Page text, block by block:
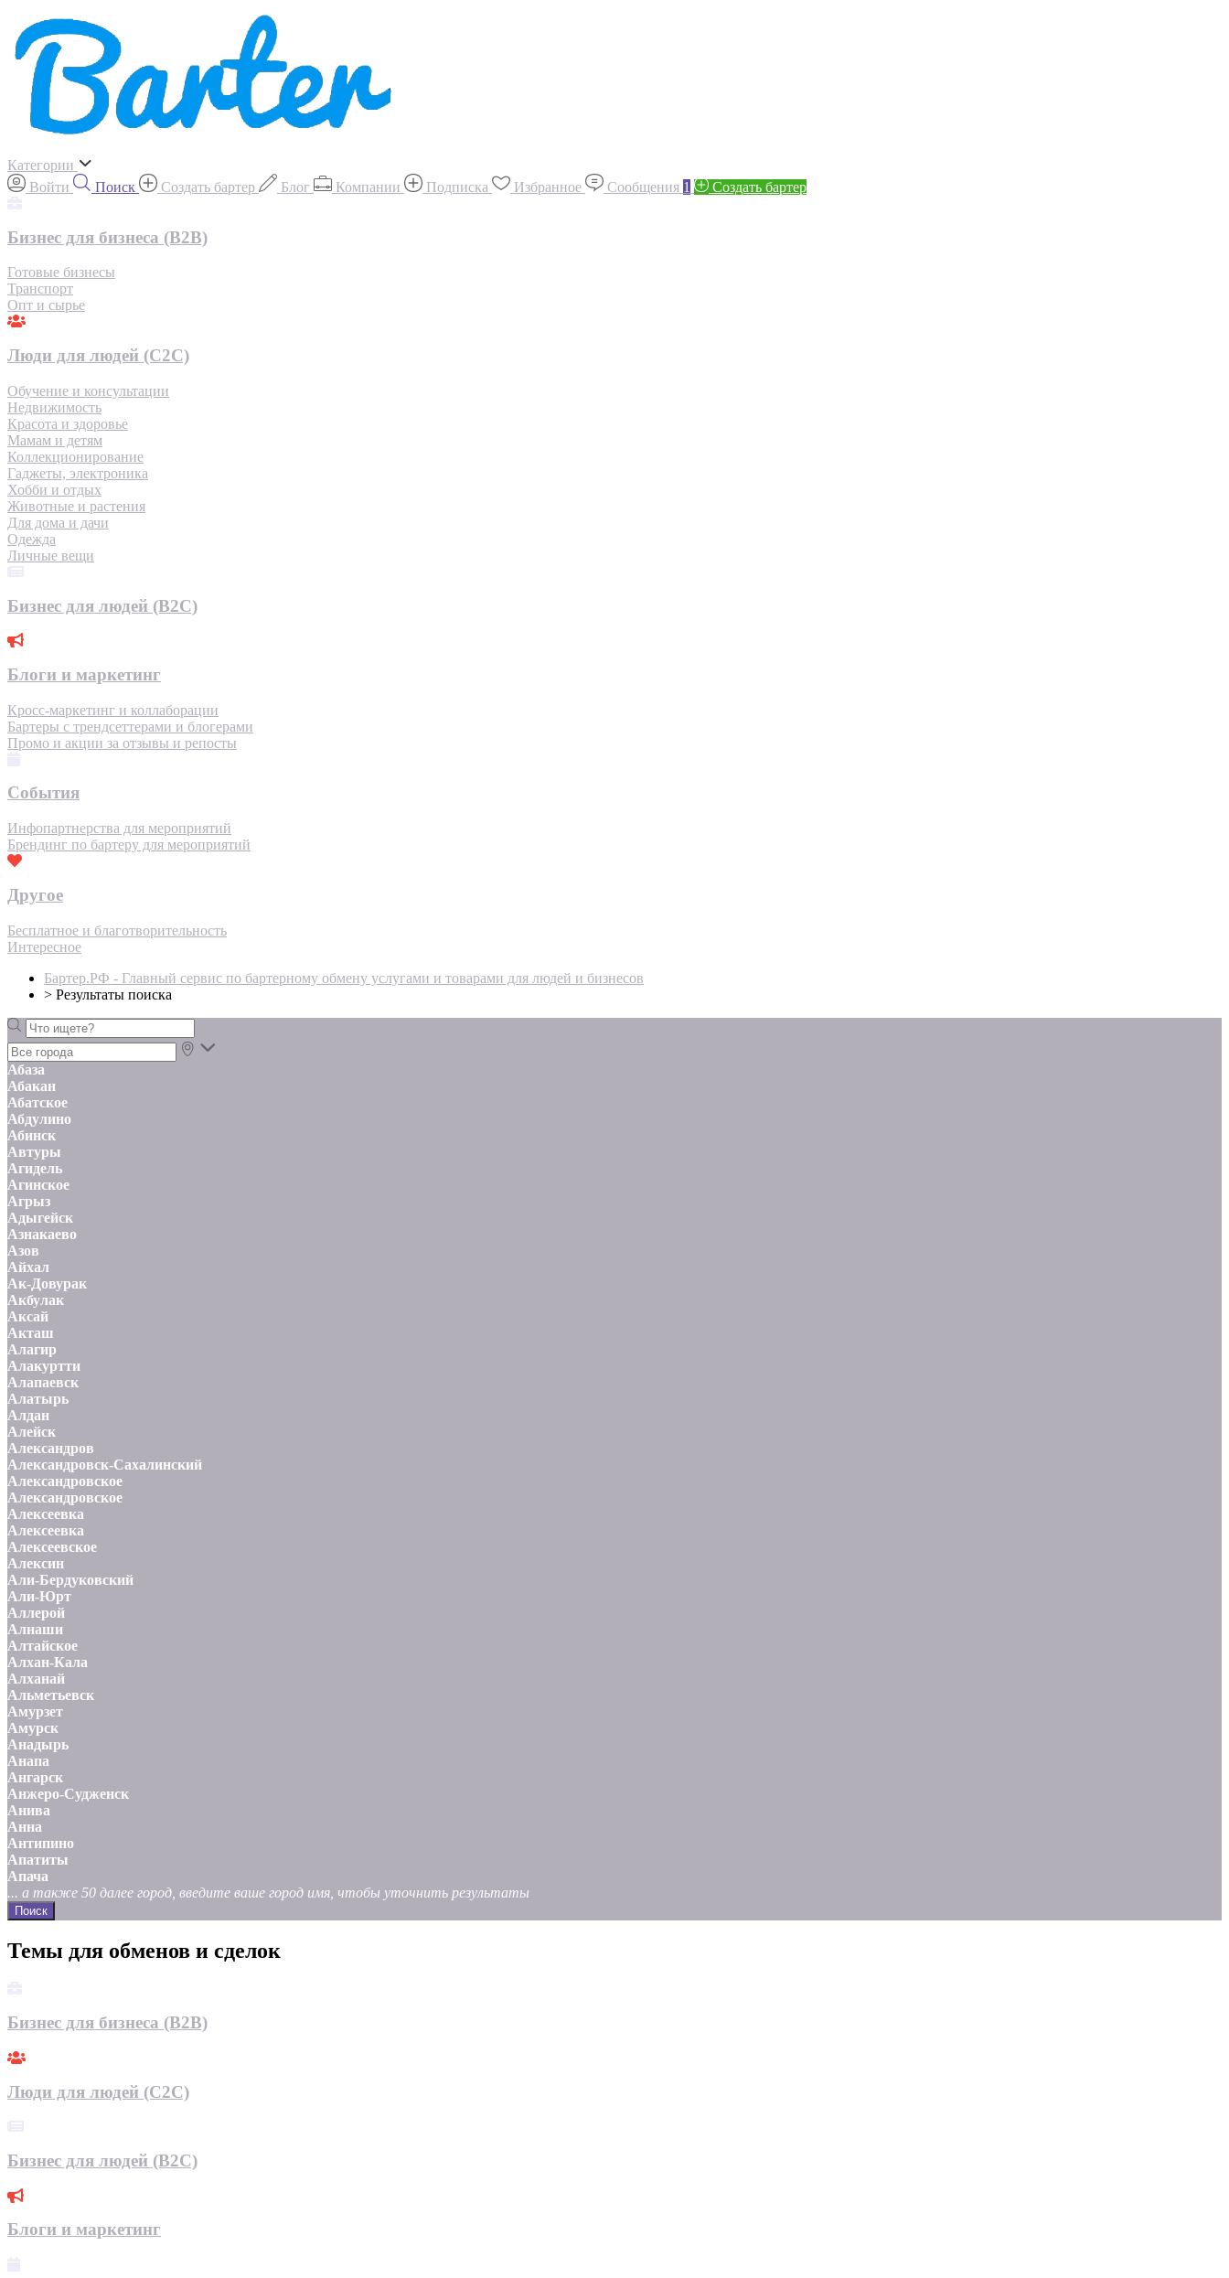
Категории
Войти
Поиск Создать бартер Блог Компании Подписка Избранное Сообщения 1 Создать бартер
Бизнес для бизнеса (B2B)
Готовые бизнесы
Транспорт
Опт и сырье
Люди для людей (С2С)
Обучение и консультации
Недвижимость
Красота и здоровье
Мамам и детям
Коллекционирование
Гаджеты, электроника
Хобби и отдых
Животные и растения
Для дома и дачи
Одежда
Личные вещи
Бизнес для людей (B2C)
Блоги и маркетинг
Кросс-маркетинг и коллаборации
Бартеры с трендсеттерами и блогерами
Промо и акции за отзывы и репосты
События
Инфопартнерства для мероприятий
Брендинг по бартеру для мероприятий
Другое
Бесплатное и благотворительность
Интересное
Бартер.РФ - Главный сервис по бартерному обмену услугами и товарами для людей и бизнесов
> Результаты поиска
Абаза
Абакан
Абатское
Абдулино
Абинск
Автуры
Агидель
Агинское
Агрыз
Адыгейск
Азнакаево
Азов
Айхал
Ак-Довурак
Акбулак
Аксай
Акташ
Алагир
Алакуртти
Алапаевск
Алатырь
Алдан
Алейск
Александров
Александровск-Сахалинский
Александровское
Александровское
Алексеевка
Алексеевка
Алексеевское
Алексин
Али-Бердуковский
Али-Юрт
Аллерой
Алнаши
Алтайское
Алхан-Кала
Алханай
Альметьевск
Амурзет
Амурск
Анадырь
Анапа
Ангарск
Анжеро-Судженск
Анива
Анна
Антипино
Апатиты
Апача
... а также 50 далее город, введите ваше город имя, чтобы уточнить результаты
Поиск
Темы для обменов и сделок
Бизнес для бизнеса (B2B)
Люди для людей (С2С)
Бизнес для людей (B2C)
Блоги и маркетинг